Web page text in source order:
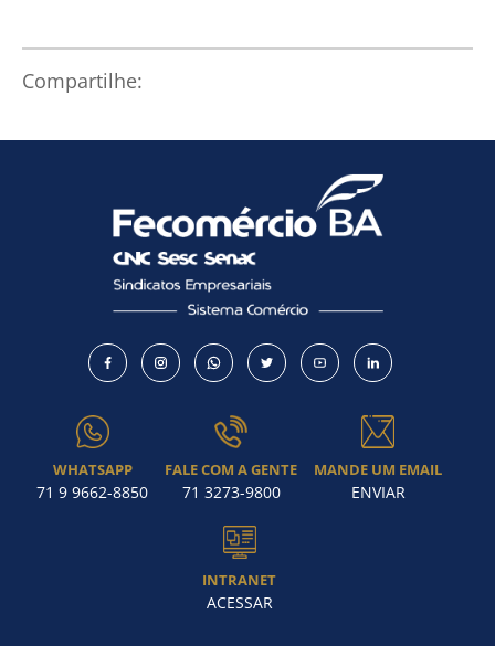
Compartilhe:
WHATSAPP
71 9 9662-8850
FALE COM A GENTE
71 3273-9800
MANDE UM EMAIL
ENVIAR
INTRANET
ACESSAR